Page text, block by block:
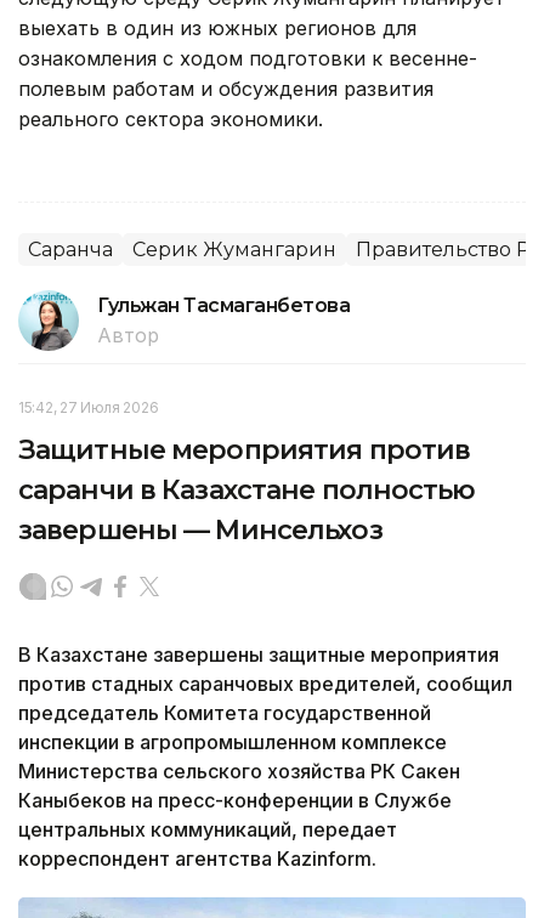
выехать в один из южных регионов для
ознакомления с ходом подготовки к весенне-
полевым работам и обсуждения развития
реального сектора экономики.
Саранча Серик Жумангарин Правительство РК
Гульжан Тасмаганбетова
Автор
15:42, 27 Июля 2026
Защитные мероприятия против
саранчи в Казахстане полностью
завершены — Минсельхоз
В Казахстане завершены защитные мероприятия
против стадных саранчовых вредителей, сообщил
председатель Комитета государственной
инспекции в агропромышленном комплексе
Министерства сельского хозяйства РК Сакен
Каныбеков на пресс-конференции в Службе
центральных коммуникаций, передает
корреспондент агентства Kazinform.